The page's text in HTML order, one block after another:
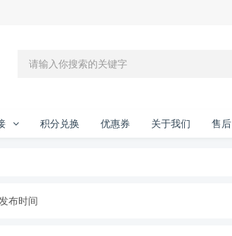
积分兑换 优惠券 关于我们 售后
发布时间